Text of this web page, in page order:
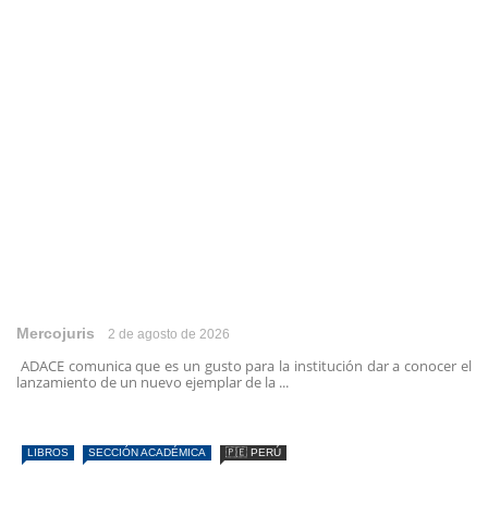
Mercojuris 2 de agosto de 2026
ADACE comunica que es un gusto para la institución dar a conocer el
lanzamiento de un nuevo ejemplar de la ...
LIBROS SECCIÓN ACADÉMICA 🇵🇪 PERÚ